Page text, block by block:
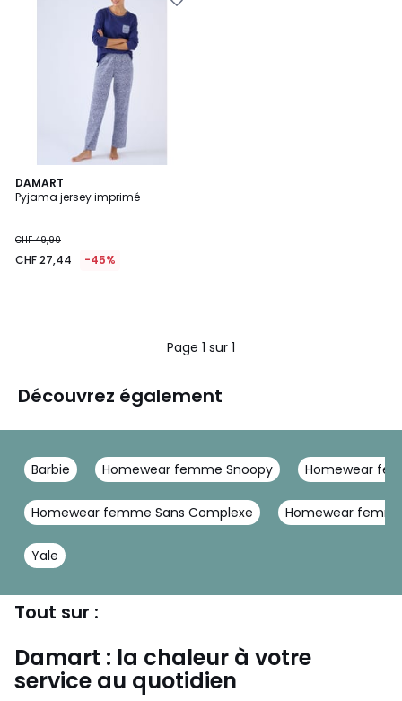
DAMART
Pyjama jersey imprimé
CHF 49,90
CHF 27,44 -45%
Page 1 sur 1
Découvrez également
Barbie Homewear femme Snoopy Homewear
Homewear femme Sans Complexe Homewear
Yale
Tout sur :
Damart : la chaleur à votre
service au quotidien